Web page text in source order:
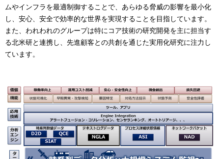
ムやインフラを最適制御することで、あらゆる脅威の影響を最小化
し、安心、安全で効率的な世界を実現することを目指しています。
また、われわれのグループは特にコア技術の研究開発を主に担当す
る北米研と連携し、先進顧客との共創を通じた実用化研究に注力し
ています。